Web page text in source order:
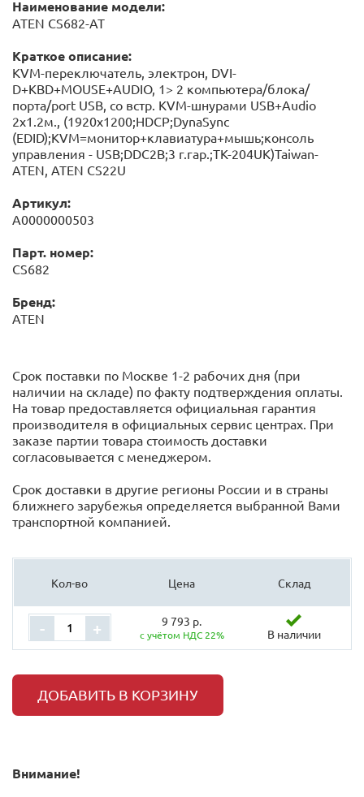
Наименование модели:
ATEN CS682-AT
Краткое описание:
KVM-переключатель, электрон, DVI-
D+KBD+MOUSE+AUDIO, 1> 2 компьютера/блока/
порта/port USB, со встр. KVM-шнурами USB+Audio
2x1.2м., (1920x1200;HDCP;DynaSync
(EDID);KVM=монитор+клавиатура+мышь;консоль
управления - USB;DDC2B;3 г.гар.;TK-204UK)Taiwan-
ATEN, ATEN CS22U
Артикул:
А0000000503
Парт. номер:
CS682
Бренд:
ATEN
Срок поставки по Москве 1-2 рабочих дня (при
наличии на складе) по факту подтверждения оплаты.
На товар предоставляется официальная гарантия
производителя в официальных сервис центрах. При
заказе партии товара стоимость доставки
согласовывается с менеджером.
Срок доставки в другие регионы России и в страны
ближнего зарубежья определяется выбранной Вами
транспортной компанией.
Кол-во Цена Склад
- + 9 793 р.
с учётом НДС 22% В наличии
ДОБАВИТЬ В КОРЗИНУ
Внимание!